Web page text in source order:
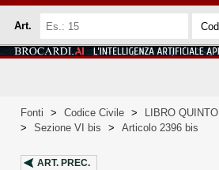
Art.
Fonti > Codice Civile > LIBRO QUINTO
>
Sezione VI bis > Articolo 2396 bis
ART. PREC.